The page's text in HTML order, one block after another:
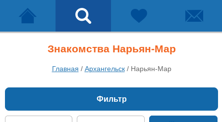
Знакомства Нарьян-Мар
Главная / Архангельск/ Нарьян-Мар
Фильтр